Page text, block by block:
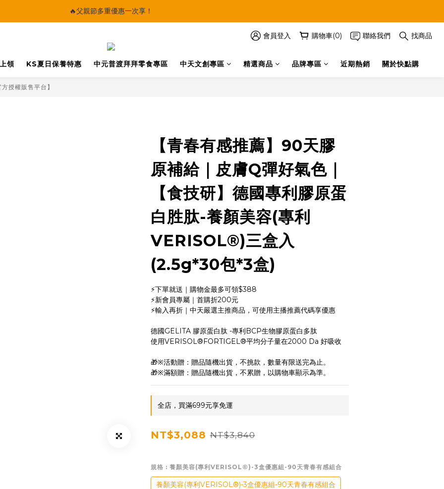
🔥父親節多重優惠一次享！
🔥父親節多重優惠一次享！
會員登入 購物車(0) 聯絡我們 找商品
領 KS夏日保養特惠 中元普渡拜拜零食專區 中天文創專區 精選商品 品牌專區 近期熱銷 關於快點購
授權販售平台】
【青春有感推薦】90天膠
原補給｜皮膚Q彈好氣色｜
【食技研】德國專利膠原蛋
白胜肽-養顏美容(專利
VERISOL®)三盒入
(2.5g*30包*3盒)
⚡下單就送｜購物金最多可領$388
⚡新會員專屬｜首購折200元
⚡輸入再折｜中天嚴選主推商品，可使用主播推薦代碼享優惠
德國GELITA 膠原蛋白肽 -專利BCP生物膠原蛋白多肽
使用VERISOL®FORTIGEL®平均分子量在2000 Da 好吸收
🎁※活動贈：贈品隨機出貨，不挑款，數量有限送完為止。
🎁※滿額贈：贈品隨機出貨，不累贈，以購物車顯示為準。
全店，買滿699元享免運
NT$3,088 NT$3,840
規格 : 養顏美容(專利VERISOL®)-3盒優惠組-90天青春有感組合
養顏美容(專利VERISOL®)-3盒優惠組-90天青春有感組合